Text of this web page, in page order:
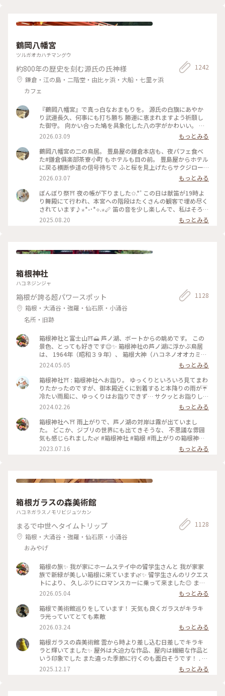
鶴岡八幡宮
ツルガオカハチマングウ
約800年の歴史を刻む源氏の氏神様
鎌倉・江の島・二階堂・由比ヶ浜・大船・七里ヶ浜
カフェ
1242
『鶴岡八幡宮』で真っ白なおまもりを。 源氏の白旗にあやか
り武運長久、何事にも打ち勝ち 勝運に恵まれますよう祈願し
た御守。 向かい合った鳩を具象化した八の字がかわいい。 鳩
が道案内をする“八幡神の使い”とされる神聖な鳥であり、 対
の鳩が末広がりで縁起が良いことも理由だそうです。 #はじめ
ての鎌倉#鎌倉#鶴岡八幡宮#国指定重要文化財#狛犬#旅の記念
2026.03.09
もっとみる
鶴岡八幡宮の二の鳥居。 豊島屋の鎌倉本店も、夜パフェ食べ
た#鎌倉俱楽部茶寮小町 もホテルも目の前。 豊島屋からホテル
に戻る横断歩道の信号待ちで ふと桜を見上げたらサクジロー
がいたのでiPhoneで。 #はじめての鎌倉#Ayu桜#サクジロー#
鎌倉#鶴岡八幡宮#二の鳥居#狛犬
2026.03.07
もっとみる
ぼんぼり祭⛩ 夜の帳が下りました✩.*˚ この日は献笛が19時よ
り舞殿にて行われ、本宮への階段はたくさんの観客で埋め尽く
されています♪⋆*॰･*⟡.⋆🪈 笛の音を少し楽しんで、私はそろそ
ろ帰らなければと、またぼんぼりを眺めながら参道を歩きます
まだこの時間からもたくさんの人が次々と向かっていて、長年
*˙︶˙*)ﾉ"ﾏﾀﾈｰ♡ #ゆるり夏時間 #神奈川 #鎌倉 #鶴岡八幡宮 #
2025.08.20 もっとみる
箱根神社
ハコネジンジャ
箱根が誇る超パワースポット
箱根・大涌谷・強羅・仙石原・小涌谷
名所・旧跡
1128
箱根神社と富士山⛩️🗻 芦ノ湖、ボートからの眺めです。 この
景色、とっても好きです😌✨ 箱根神社の芦ノ湖に浮かぶ鳥居
は、 1964年（昭和３９年）、 箱根大神（ハコネノオオカミ）
御鎮座 １２００年と東京オリンピック開催を奉祝記念し、
「平和」の扁額が掲げられたそうです。 講和条約の全権特命大
使として調印した 吉田茂元首相が書かれたそうで、 それ以来
「平和の鳥居」と親しまれています。 この「平和」の文字は、
芦ノ湖側からしか見られないので、 見た時はおおぉ〜✨と感動
しました😊 #箱根神社 #芦ノ湖 #平和の鳥居 #GW #春色さがし
2024.05.05
もっとみる
箱根神社⛩️ : 箱根神社へお詣り。 ゆっくりといろいろ見てまわ
りたかったのですが、御本殿近くに到着すると本降りの雨が☔️
冷たい雨風に、ゆっくりはお詣りできず… サクッとお詣りして
車に戻りました😭 : 九頭竜神社の新宮もあって見所満載です
が、景色の写真も撮れず…残念でした😢 いろいろ後悔が残る…
また箱根に来たら、もう一度ちゃんとお詣りしに来たいです✨
木々や苔の緑が綺麗で癒されました🌿 : 平日なのにたくさんの
人がいました。 御朱印もたくさん待つかな？と思ったけれど、
意外にも待っている人はいなくて、すぐにいただくことができ
ました。 : 特に良い写真もないのですが、旅の思い出投稿でし
のミルキーな毎日
2024.02.26
もっとみる
箱根神社へ⛩ 雨上がりで、芦ノ湖の対岸は霧が出ていまし
た。 どこか、ジブリの世界にも出てきそうな、 不思議な雰囲
気も感じられました🌿 #箱根神社 #箱根 #雨上がりの箱根神社
#私のことりっぷ旅 #美しい町
2023.07.16 もっとみる
箱根ガラスの森美術館
ハコネガラスノモリビジュツカン
まるで中世へタイムトリップ
箱根・大涌谷・強羅・仙石原・小涌谷
おみやげ
1128
箱根の旅✨ 我が家にホームステイ中の留学生さんと 我が家家
族で新緑が美しい箱根に来ています🌿✨ 留学生さんのリクエス
トにより、 久しぶりにロマンスカーに乗って来ました😊 まず
は、箱根ガラスの森美術館へ°˖✧ 1番感動したのが、庭園でひ
ときわ輝いていた 「クリスタル・ガラスの藤の花」💙💜🤍 藤
の花は春から初夏にかけて 箱根の山間に美しく咲くそうで、
またイタリア•フィレンツェにも 名所があるそうです✨ その藤
の花をクリスタル・ガラスで表現... 爽やかな初夏の風と木漏れ
日に輝く様子は 夢のように美しかったです𖧷 ⁺. 【展示期間】
2026年3月14日から6月25日まで。 #箱根ガラスの森美術館 #
箱根 #ちいさな列車旅 #クリスタル・ガラスの藤の花 #藤の花
#藤 #久しぶりにロマンスカー
2026.05.04
もっとみる
箱根で美術館巡りをしています！ 天気も良くガラスがキラキ
ラ光っていてとても素敵
2026.03.24
もっとみる
箱根ガラスの森美術館 雲から時より差し込む日差しでキラキ
ラと輝いてました✨ 屋外は大迫力な作品、屋内は繊細な作品と
いう印象でした また違った季節に行くのも面白そうです！ . #
2025.12.17 もっとみる